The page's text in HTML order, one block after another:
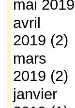
mai 2019
avril
2019 (2)
mars
2019 (2)
janvier